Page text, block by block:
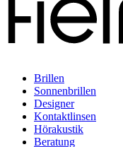
Brillen
Sonnenbrillen
Designer
Kontaktlinsen
Hörakustik
Beratung